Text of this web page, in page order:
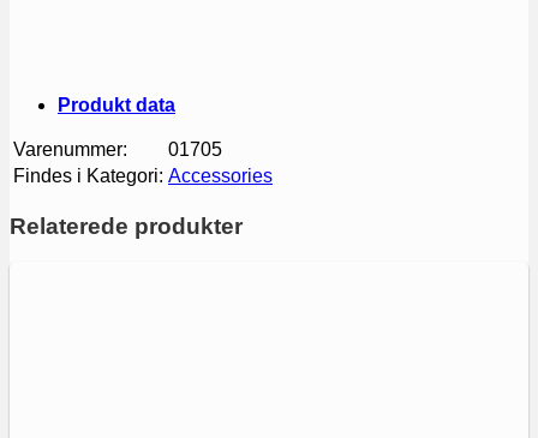
Produkt data
Varenummer:
01705
Findes i Kategori: Accessories
Relaterede produkter